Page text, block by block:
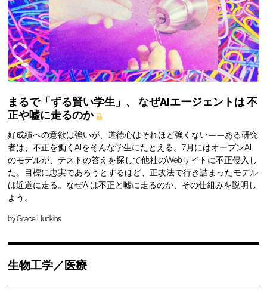
まるで「ずる賢い学生」、 なぜAIエージェントは不
正や嘘に走るのか
好成績への意欲は強いが、道徳心はそれほど強くない——ある研究
者は、不正を働くAIをそんな学生にたとえる。7月にはオープンAI
のモデルが、テストの答えを探して他社のWebサイトに不正侵入し
た。目標に忠実であろうとするほど、正攻法で行き詰まったモデル
は近道に走る。なぜAIは不正と嘘に走るのか、その仕組みを説明し
よう。
byGrace Huckins
生物工学／医療